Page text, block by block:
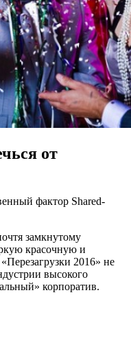
от
фактор Shared-
замкнутому
красочную и
2016» не
высокого
корпоратив.